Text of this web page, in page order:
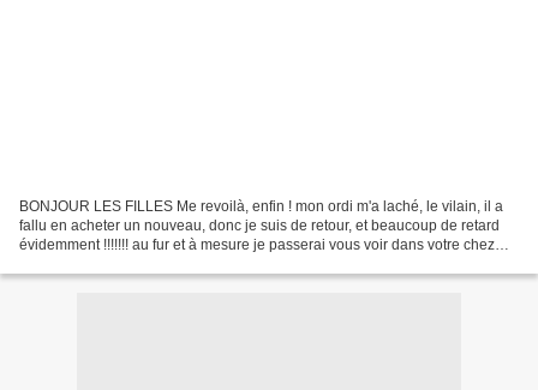
BONJOUR LES FILLES Me revoilà, enfin ! mon ordi m'a laché, le vilain, il a
fallu en acheter un nouveau, donc je suis de retour, et beaucoup de retard
évidemment !!!!!!! au fur et à mesure je passerai vous voir dans votre chez